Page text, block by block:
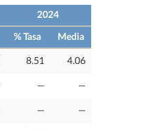
2024
% Tasa Media
8.51 4.06
— —
— —